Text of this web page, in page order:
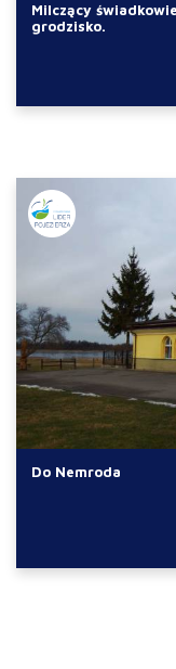
Milczący
grodzisko.
Do Nemroda